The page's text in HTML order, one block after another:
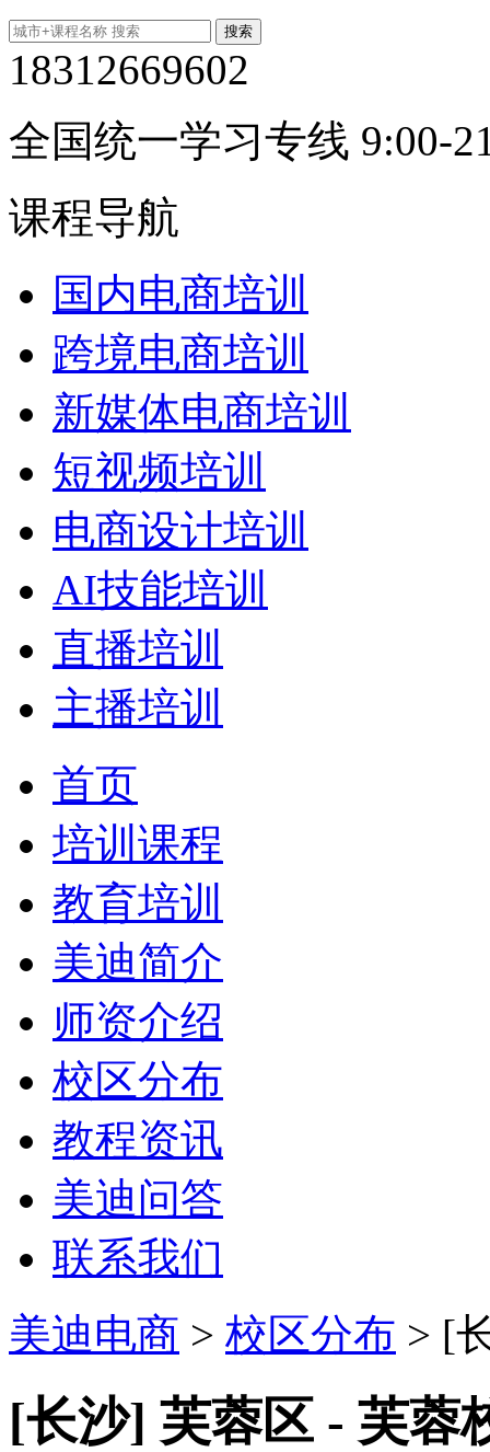
18312669602
全国统一学习专线 9:00-
课程导航
国内电商培训
跨境电商培训
新媒体电商培训
短视频培训
电商设计培训
AI技能培训
直播培训
主播培训
首页
培训课程
教育培训
美迪简介
师资介绍
校区分布
教程资讯
美迪问答
联系我们
美迪电商 > 校区分布 > [
[长沙] 芙蓉区 - 芙蓉